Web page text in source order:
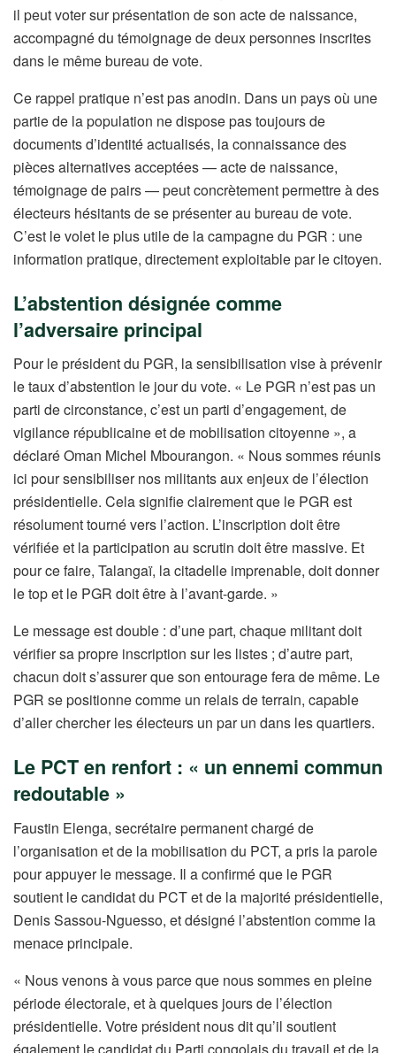
il peut voter sur présentation de son acte de naissance,
accompagné du témoignage de deux personnes inscrites
dans le même bureau de vote.
Ce rappel pratique n’est pas anodin. Dans un pays où une
partie de la population ne dispose pas toujours de
documents d’identité actualisés, la connaissance des
pièces alternatives acceptées — acte de naissance,
témoignage de pairs — peut concrètement permettre à des
électeurs hésitants de se présenter au bureau de vote.
C’est le volet le plus utile de la campagne du PGR : une
information pratique, directement exploitable par le citoyen.
L’abstention désignée comme
l’adversaire principal
Pour le président du PGR, la sensibilisation vise à prévenir
le taux d’abstention le jour du vote. « Le PGR n’est pas un
parti de circonstance, c’est un parti d’engagement, de
vigilance républicaine et de mobilisation citoyenne », a
déclaré Oman Michel Mbourangon. « Nous sommes réunis
ici pour sensibiliser nos militants aux enjeux de l’élection
présidentielle. Cela signifie clairement que le PGR est
résolument tourné vers l’action. L’inscription doit être
vérifiée et la participation au scrutin doit être massive. Et
pour ce faire, Talangaï, la citadelle imprenable, doit donner
le top et le PGR doit être à l’avant-garde. »
Le message est double : d’une part, chaque militant doit
vérifier sa propre inscription sur les listes ; d’autre part,
chacun doit s’assurer que son entourage fera de même. Le
PGR se positionne comme un relais de terrain, capable
d’aller chercher les électeurs un par un dans les quartiers.
Le PCT en renfort : « un ennemi commun
redoutable »
Faustin Elenga, secrétaire permanent chargé de
l’organisation et de la mobilisation du PCT, a pris la parole
pour appuyer le message. Il a confirmé que le PGR
soutient le candidat du PCT et de la majorité présidentielle,
Denis Sassou-Nguesso, et désigné l’abstention comme la
menace principale.
« Nous venons à vous parce que nous sommes en pleine
période électorale, et à quelques jours de l’élection
présidentielle. Votre président nous dit qu’il soutient
également le candidat du Parti congolais du travail et de la